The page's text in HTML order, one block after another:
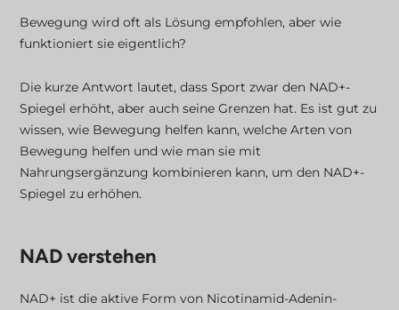
Bewegung wird oft als Lösung empfohlen, aber wie
funktioniert sie eigentlich?
Die kurze Antwort lautet, dass Sport zwar den NAD+-
Spiegel erhöht, aber auch seine Grenzen hat. Es ist gut zu
wissen, wie Bewegung helfen kann, welche Arten von
Bewegung helfen und wie man sie mit
Nahrungsergänzung kombinieren kann, um den NAD+-
Spiegel zu erhöhen.
NAD verstehen
NAD+ ist die aktive Form von Nicotinamid-Adenin-